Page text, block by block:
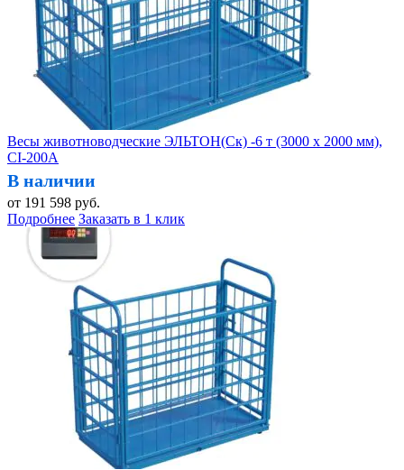
Весы животноводческие ЭЛЬТОН(Ск) -6 т (3000 х 2000 мм),
CI-200A
В наличии
от 191 598 руб.
Подробнее Заказать в 1 клик